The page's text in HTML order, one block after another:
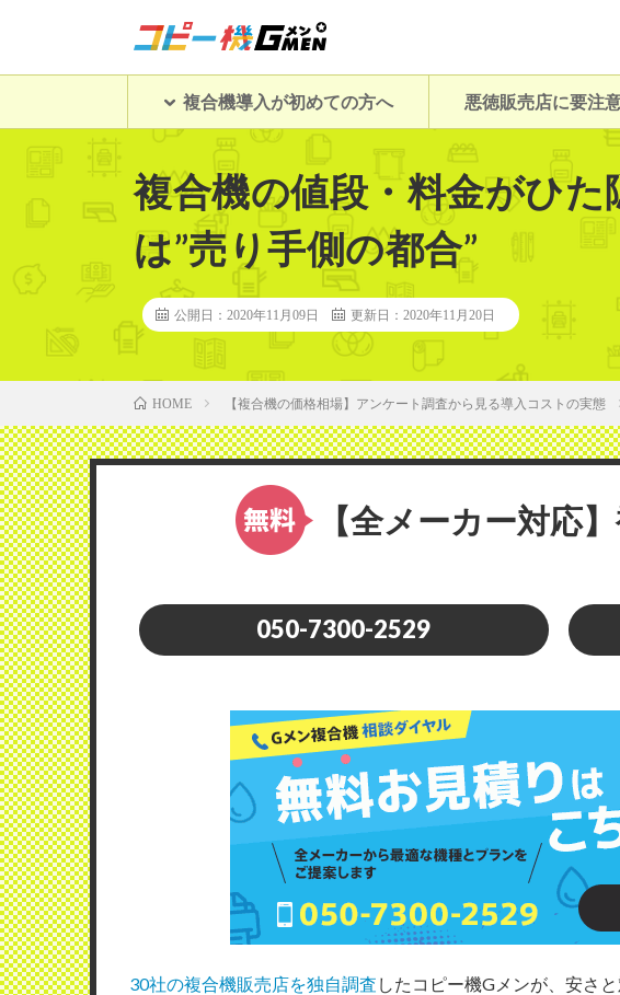
複合機導入が初めての方へ 悪徳販売店に要注
複合機の値段・料金がひ
は”売り手側の都合”
公開日：2020年11月09日 更新日：2020年11月20日
HOME 【複合機の価格相場】アンケート調査から見る導入コストの実態
【全メーカー対応
050-7300-2529
30社の複合機販売店を独自調査 したコピー機Gメンが、安さ